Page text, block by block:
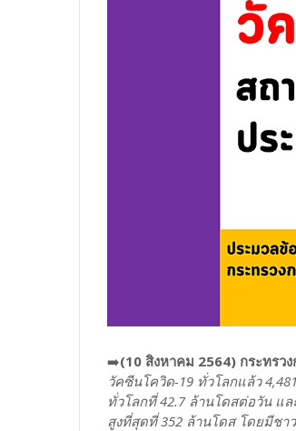
➡️(10 สิงหาคม 2564) กระทรว
วัคซีนโควิด-19 ทั่วโลกแล้ว
ทั่วโลกที่ 42.7 ล้านโดสต่อวัน แ
สูงที่สุดที่ 352 ล้านโดส โดยมีชา